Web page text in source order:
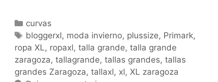
Categorías
curvas
Etiquetas
bloggerxl, moda invierno, plussize, Primark,
ropa XL, ropaxl, talla grande, talla grande
zaragoza, tallagrande, tallas grandes, tallas
grandes Zaragoza, tallaxl, xl, XL zaragoza